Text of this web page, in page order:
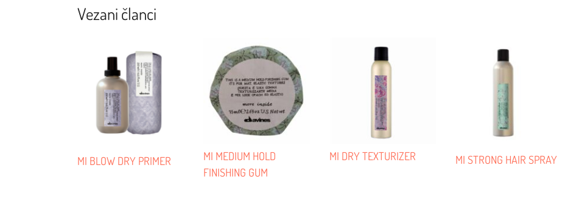
Navigacija
Vezani članci
MI BLOW DRY PRIMER
MI MEDIUM HOLD
FINISHING GUM
MI DRY TEXTURIZER MI STRONG HAIR SPRAY